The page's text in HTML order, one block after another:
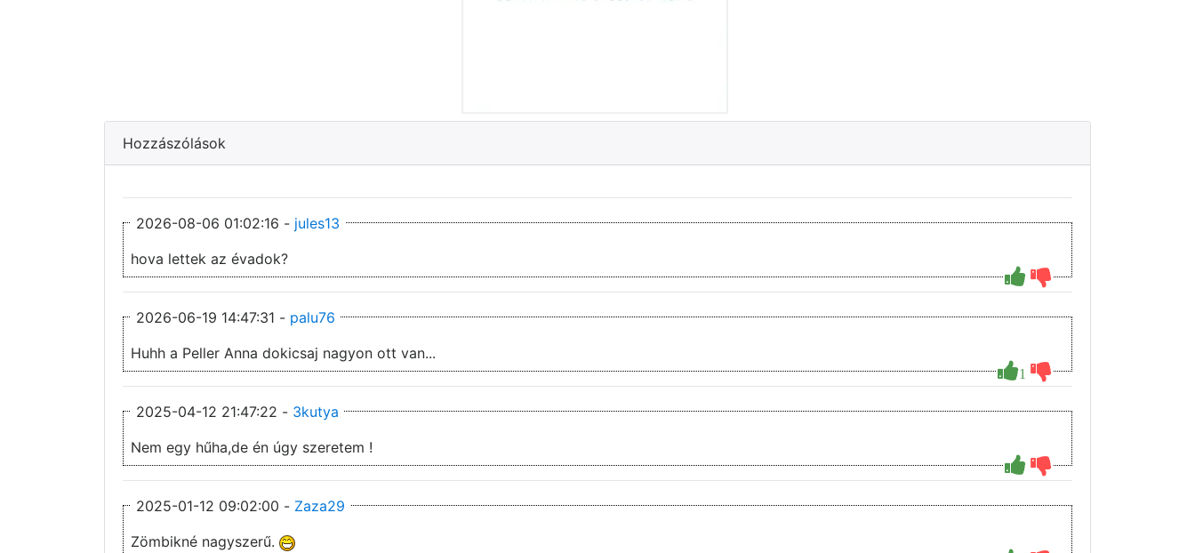
Hozzászólások
2026-08-06 01:02:16 - jules13
hova lettek az évadok?
2026-06-19 14:47:31 - palu76
1
Huhh a Peller Anna dokicsaj nagyon ott van...
2025-04-12 21:47:22 - 3kutya
Nem egy hűha,de én úgy szeretem !
2025-01-12 09:02:00 - Zaza29
Zömbikné nagyszerű.